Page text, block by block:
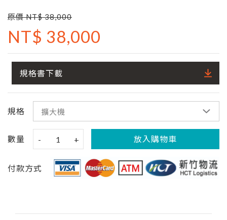
原價 NT$ 38,000
NT$ 38,000
規格書下載
規格
數量 - 1 + 放入購物車
付款方式